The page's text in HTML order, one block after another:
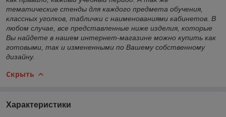
тематические стенды для каждого предмета обучения,
классных уголков, таблички с наименованиями кабинетов. В
любом случае, все представленные ниже изделия, которые
Вы найдете в нашем интернет-магазине можно купить как
готовыми, так и измененными по Вашему собственному
дизайну.
Скрыть
Характеристики